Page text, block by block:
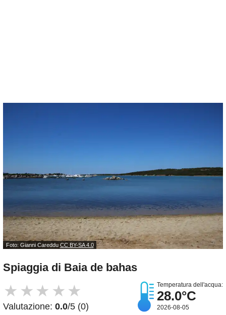
Foto: Gianni Careddu CC BY-SA 4.0
Spiaggia di Baia de bahas
★ ★ ★ ★ ★
Valutazione: 0.0/5 (0)
Temperatura dell'acqua:
28.0°C
2026-08-05